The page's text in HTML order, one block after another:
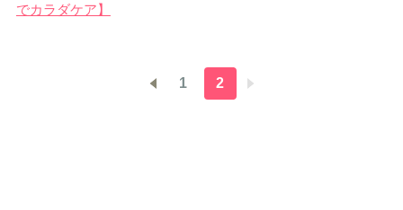
でカラダケア】
1 2